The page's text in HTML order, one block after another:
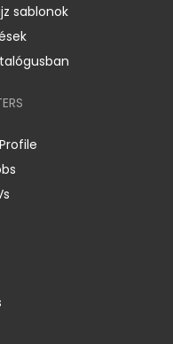
sablonok